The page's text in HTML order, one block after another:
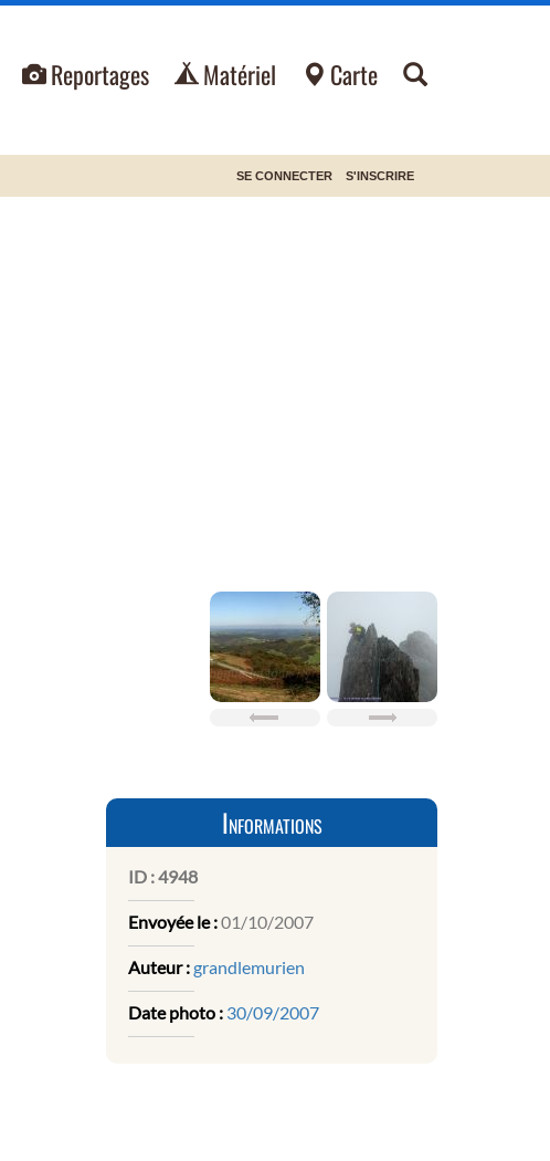
Reportages Matériel Carte
SE CONNECTER S'INSCRIRE
Informations
ID :4948
Envoyée le :01/10/2007
Auteur :grandlemurien
Date photo : 30/09/2007